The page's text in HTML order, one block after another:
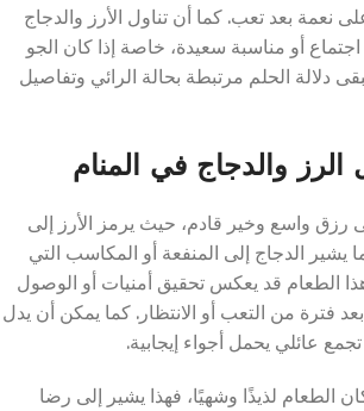
نعمة بعد تعب. كما أن تناول الأرز والدجاج
أو مناسبة سعيدة، خاصة إذا كان الجو
دلالة الحلم مرتبطة بحالة الرائي وتفاصيل
والدجاج في المنام
رزق واسع وخير قادم، حيث يرمز الأرز إلى
يشير الدجاج إلى المنفعة أو المكاسب التي
الطعام قد يعكس تحقيق أمنيات أو الوصول
فترة من التعب أو الانتظار. كما يمكن أن يدل
عائلي يحمل أجواء إيجابية.
الطعام لذيذًا وشهيًا، فهذا يشير إلى رضا